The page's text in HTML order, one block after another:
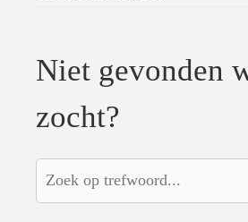
Niet gevonden
zocht?